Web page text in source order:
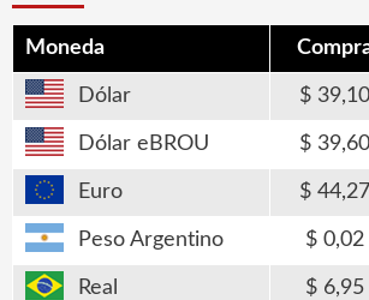
Moneda
Dólar 39,10
Dólar eBROU 39,60
Euro 44,27
Peso Argentino 0,02
Real 6,95